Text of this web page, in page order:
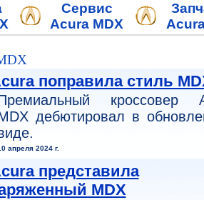
Сервис
Acura MDX
поправила стиль
кроссовер
дебютировал в
апреля 2024 г.
представила
MDX